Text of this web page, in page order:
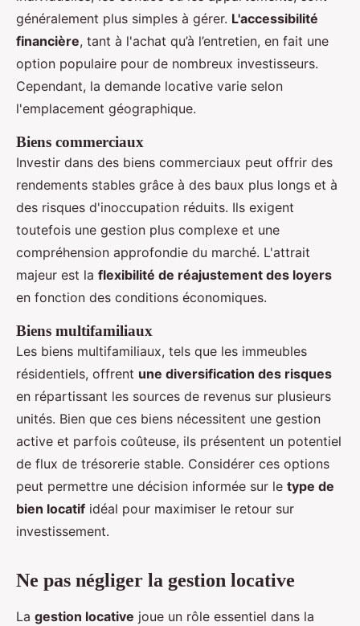
généralement plus simples à gérer. L'accessibilité
financière, tant à l'achat qu’à l’entretien, en fait une
option populaire pour de nombreux investisseurs.
Cependant, la demande locative varie selon
l'emplacement géographique.
Biens commerciaux
Investir dans des biens commerciaux peut offrir des
rendements stables grâce à des baux plus longs et à
des risques d'inoccupation réduits. Ils exigent
toutefois une gestion plus complexe et une
compréhension approfondie du marché. L'attrait
majeur est la flexibilité de réajustement des loyers
en fonction des conditions économiques.
Biens multifamiliaux
Les biens multifamiliaux, tels que les immeubles
résidentiels, offrent une diversification des risques
en répartissant les sources de revenus sur plusieurs
unités. Bien que ces biens nécessitent une gestion
active et parfois coûteuse, ils présentent un potentiel
de flux de trésorerie stable. Considérer ces options
peut permettre une décision informée sur le type de
bien locatif idéal pour maximiser le retour sur
investissement.
Ne pas négliger la gestion locative
La gestion locative joue un rôle essentiel dans la